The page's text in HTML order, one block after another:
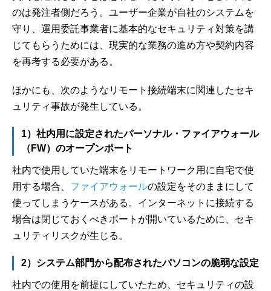
のは発注者側だろう。ユーザー企業が自社のシステムを
守り、運用委託事業者に基本的なセキュリティ対策を講
じてもらうためには、現実的な業務の進め方や契約内容
を再考する必要がある。
ほかにも、次のようなリモート接続端末に関連したセキ
ュリティ事故が発生している。
1）社内用に設定されたパーソナル・ファイアウォール
（FW）のオープンポート
社内で使用していた端末をリモートワーク用に自宅で使
用する場合、 ファイアウォールの設定をそのままにして
使ってしまうケースがある。インターネットに接続する
場合は閉じておくべきポートが開いているために、セキ
ュリティリスクが生じる。
2）システム部門から配布されたパソコンの脆弱な設定
社内での使用を前提にしていたため、セキュリティの設